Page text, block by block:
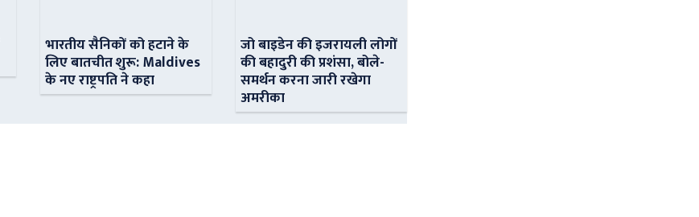
भारतीय सैनिकों को हटाने के
लिए बातचीत शुरू: Maldives
के नए राष्ट्रपति ने कहा
जो बाइडेन की इजरायली लोगों
की बहादुरी की प्रशंसा, बोले-
समर्थन करना जारी रखेगा
अमरीका